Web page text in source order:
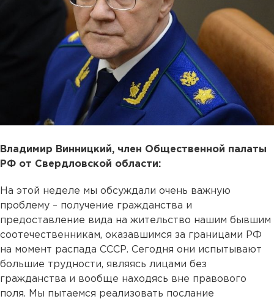
Владимир Винницкий, член Общественной палаты
РФ от Свердловской области:
На этой неделе мы обсуждали очень важную
проблему – получение гражданства и
предоставление вида на жительство нашим бывшим
соотечественникам, оказавшимся за границами РФ
на момент распада СССР. Сегодня они испытывают
большие трудности, являясь лицами без
гражданства и вообще находясь вне правового
поля. Мы пытаемся реализовать послание